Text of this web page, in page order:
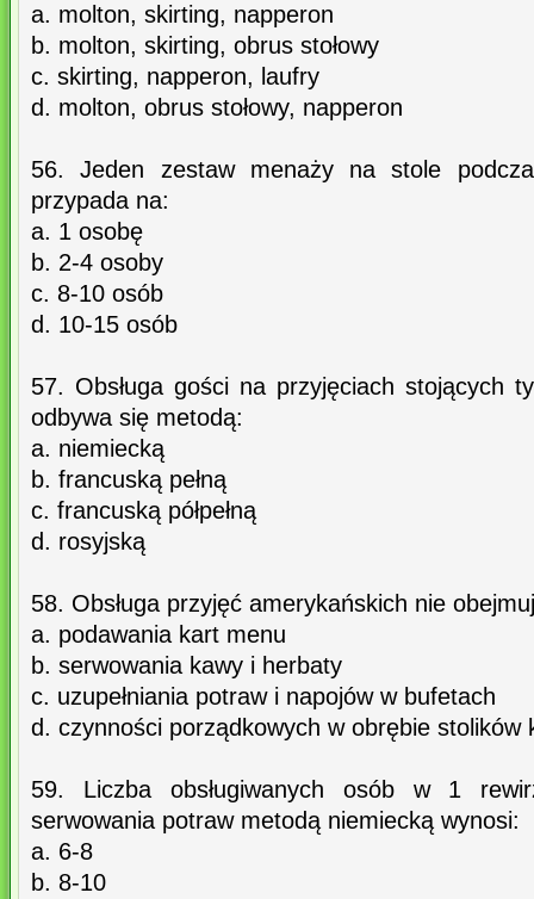
a. molton, skirting, napperon
b. molton, skirting, obrus stołowy
c. skirting, napperon, laufry
d. molton, obrus stołowy, napperon
56. Jeden zestaw menaży na stole
przypada na:
a. 1 osobę
b. 2-4 osoby
c. 8-10 osób
d. 10-15 osób
57. Obsługa gości na przyjęciach stojących
odbywa się metodą:
a. niemiecką
b. francuską pełną
c. francuską półpełną
d. rosyjską
58. Obsługa przyjęć amerykańskich nie
a. podawania kart menu
b. serwowania kawy i herbaty
c. uzupełniania potraw i napojów w bufetach
d. czynności porządkowych w obrębie stolików
59. Liczba obsługiwanych osób w 1
serwowania potraw metodą niemiecką wynosi:
a. 6-8
b. 8-10